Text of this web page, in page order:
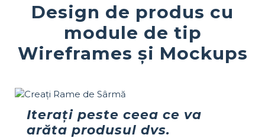
Design de produs cu
module de tip
Wireframes și Mockups
Iterați peste ceea ce va
arăta produsul dvs.